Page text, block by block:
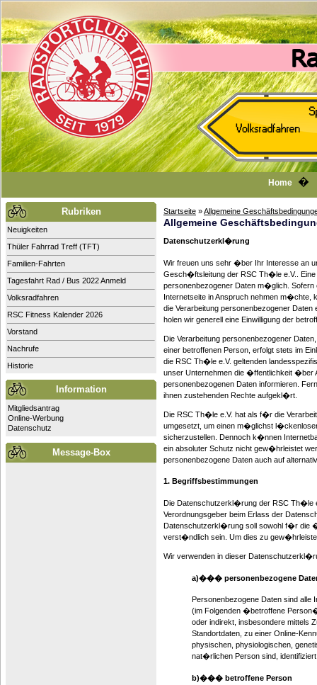
Home�
Rubriken
Neuigkeiten
Thüler Fahrrad Treff (TFT)
Familien-Fahrten
Tagesfahrt Rad / Bus 2022 Anmeld
Volksradfahren
RSC Fitness Kalender 2026
Vorstand
Nachrufe
Historie
Information
Mitgliedsantrag
Online-Werbung
Datenschutz
Message-Box
Startseite »Allgemeine
Allgemeine
Datenschutzerkl�rung
Wir freuen uns sehr �ber Ihr Interesse an
Gesch�ftsleitung der RSC Th�le e.V..
personenbezogener Daten m�glich.
Internetseite in Anspruch nehmen m�chte,
die Verarbeitung personenbezogener
holen wir generell eine Einwilligung der
Die Verarbeitung personenbezogener
einer betroffenen Person, erfolgt stets im
die RSC Th�le e.V. geltenden
unser Unternehmen die �ffentlichkeit �ber
personenbezogenen Daten informieren.
ihnen zustehenden Rechte aufgekl�rt.
Die RSC Th�le e.V. hat als f�r die
umgesetzt, um einen m�glichst
sicherzustellen. Dennoch k�nnen
ein absoluter Schutz nicht gew�hrleistet
personenbezogene Daten auch auf
1. Begriffsbestimmungen
Die Datenschutzerkl�rung der RSC Th�le
Verordnungsgeber beim Erlass der
Datenschutzerkl�rung soll sowohl f�r die
verst�ndlich sein. Um dies zu
Wir verwenden in dieser
a)��� personenbezogene
Personenbezogene Daten sind alle
(im Folgenden �betroffene
oder indirekt, insbesondere mittels
Standortdaten, zu einer Online-
physischen, physiologischen,
nat�rlichen Person sind,
b)��� betroffene Person